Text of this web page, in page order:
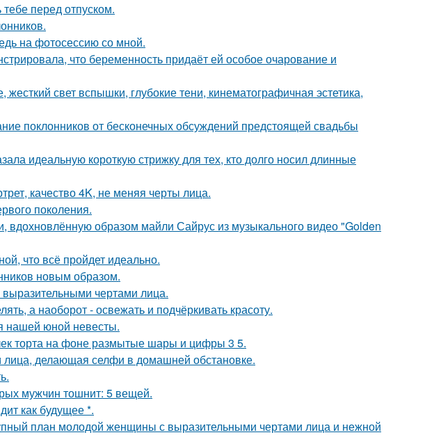
перед отпуском.
на фотосессию со мной.
что беременность придаёт ей особое очарование и
свет вспышки, глубокие тени, кинематографичная эстетика,
поклонников от бесконечных обсуждений предстоящей свадьбы
идеальную короткую стрижку для тех, кто долго носил длинные
качество 4K, не меняя черты лица.
поколения.
вдохновлённую образом майли Сайрус из музыкального видео "Golden
что всё пройдет идеально.
новым образом.
чертами лица.
а наоборот - освежать и подчёркивать красоту.
нашей юной невесты.
торта на фоне размытые шары и цифры 3 5.
делающая селфи в домашней обстановке.
мужчин тошнит: 5 вещей.
как будущее *.
план молодой женщины с выразительными чертами лица и нежной